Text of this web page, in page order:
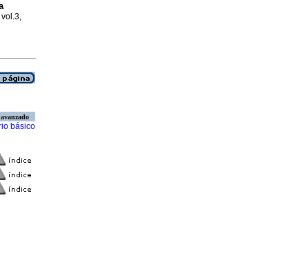
básico